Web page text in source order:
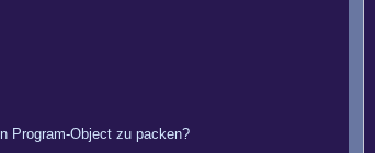
Program-Object zu packen?